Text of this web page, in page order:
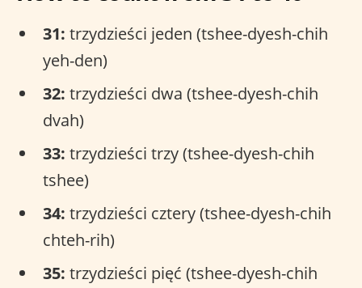
31: trzydzieści jeden (tshee-dyesh-chih
yeh-den)
32: trzydzieści dwa (tshee-dyesh-chih
dvah)
33: trzydzieści trzy (tshee-dyesh-chih
tshee)
34: trzydzieści cztery (tshee-dyesh-chih
chteh-rih)
35: trzydzieści pięć (tshee-dyesh-chih